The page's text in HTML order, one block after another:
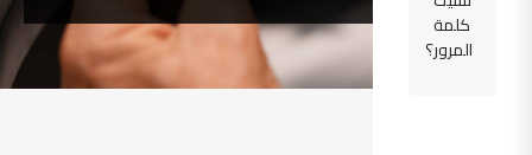
كلمة
المرور؟